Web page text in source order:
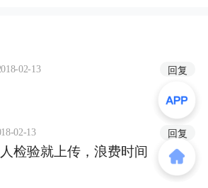
02-13 回复
02-13 回复
检验就上传，浪费时间